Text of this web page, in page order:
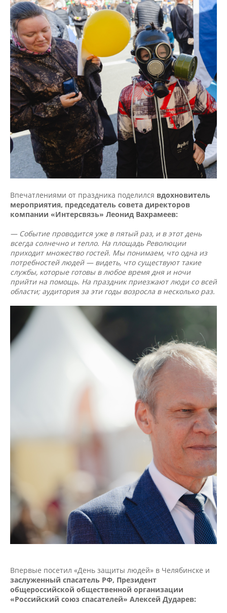
Впечатлениями от праздника поделился вдохновитель
мероприятия, председатель совета директоров
компании «Интерсвязь» Леонид Вахрамеев:
— Событие проводится уже в пятый раз, и в этот день
всегда солнечно и тепло. На площадь Революции
приходит множество гостей. Мы понимаем, что одна из
потребностей людей — видеть, что существуют такие
службы, которые готовы в любое время дня и ночи
прийти на помощь. На праздник приезжают люди со всей
области; аудитория за эти годы возросла в несколько раз.
Впервые посетил «День защиты людей» в Челябинске и
заслуженный спасатель РФ, Президент
общероссийской общественной организации
«Российский союз спасателей» Алексей Дударев: